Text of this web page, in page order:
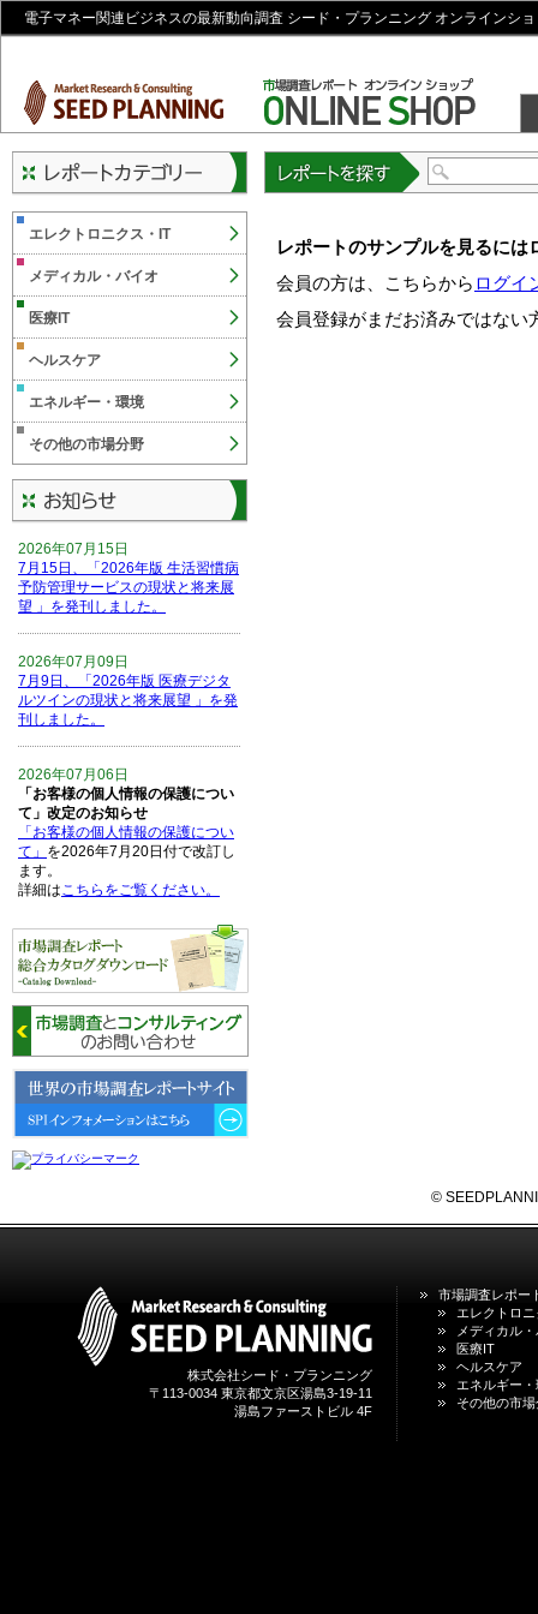
電子マネー関連ビジネスの最新動向調査 シード・プランニング オンラインシ
レポートのサンプルを見るには
会員の方は、こちらから ログイ
会員登録がまだお済みではない
エレクトロニクス・IT
メディカル・バイオ
医療IT
ヘルスケア
エネルギー・環境
その他の市場分野
2026年07月15日
7月15日、「2026年版 生活習慣病
予防管理サービスの現状と将来展
望 」を発刊しました。
2026年07月09日
7月9日、「2026年版 医療デジタ
ルツインの現状と将来展望 」を発
刊しました。
2026年07月06日
「お客様の個人情報の保護につい
て」改定のお知らせ
「お客様の個人情報の保護につい
て」 を2026年7月20日付で改訂し
ます。
詳細はこちらをご覧ください。
2026年06月15日
6月15日、「中国の医療保険医薬
品リスト 」を発刊しました。
2026年06月01日
6月1日、「2026-27年版 5G SA、
6GにおけるIoT／サービス市場の
動向 」を発刊しました。
2026年04月30日
4月30日、「2026年版 オンライン
1月31日、「DXが加速するMCI・
認知症ケア支援サービスの現状と
今後の方向性 」を発刊しました。
1月13日、「営業支援DXにおける
名刺管理サービスの最新動向2026
©
株式会社シード・プランニング
〒113-0034 東京都文京区湯島3-19-11
湯島ファーストビル 4F
市場調査レポー
エレクトロ
メディカル
医療IT
ヘルスケア
エネルギー
その他の市